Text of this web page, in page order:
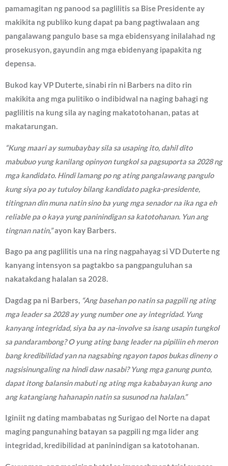
pamamagitan ng panood sa paglilitis sa Bise Presidente ay
makikita ng publiko kung dapat pa bang pagtiwalaan ang
pangalawang pangulo base sa mga ebidensyang inilalahad ng
prosekusyon, gayundin ang mga ebidenyang ipapakita ng
depensa.
Bukod kay VP Duterte, sinabi rin ni Barbers na dito rin
makikita ang mga pulitiko o indibidwal na naging bahagi ng
paglilitis na kung sila ay naging makatotohanan, patas at
makatarungan.
“Kung maari ay sumubaybay sila sa usaping ito, dahil dito
mabubuo yung kanilang opinyon tungkol sa pagsuporta sa 2028 ng
mga kandidato. Hindi lamang po ng ating pangalawang pangulo
kung siya po ay tutuloy bilang kandidato pagka-presidente,
titingnan din muna natin sino ba yung mga senador na ika nga eh
reliable pa o kaya yung paninindigan sa katotohanan. Yun ang
tingnan natin,”ayon kay Barbers.
Bago pa ang paglilitis una na ring nagpahayag si VD Duterte ng
kanyang intensyon sa pagtakbo sa pangpanguluhan sa
nakatakdang halalan sa 2028.
Dagdag pa ni Barbers, “Ang basehan po natin sa pagpili ng ating
mga leader sa 2028 ay yung number one ay integridad. Yung
kanyang integridad, siya ba ay na-involve sa isang usapin tungkol
sa pandarambong? O yung ating bang leader na pipiliin eh meron
bang kredibilidad yan na nagsabing ngayon tapos bukas dineny o
nagsisinungaling na hindi daw nasabi? Yung mga ganung punto,
dapat itong balansin mabuti ng ating mga kababayan kung ano
ang katangiang hahanapin natin sa susunod na halalan.”
Iginiit ng dating mambabatas ng Surigao del Norte na dapat
maging pangunahing batayan sa pagpili ng mga lider ang
integridad, kredibilidad at paninindigan sa katotohanan.